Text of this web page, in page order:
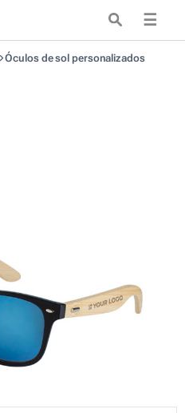
☰
Óculos de sol personalizados